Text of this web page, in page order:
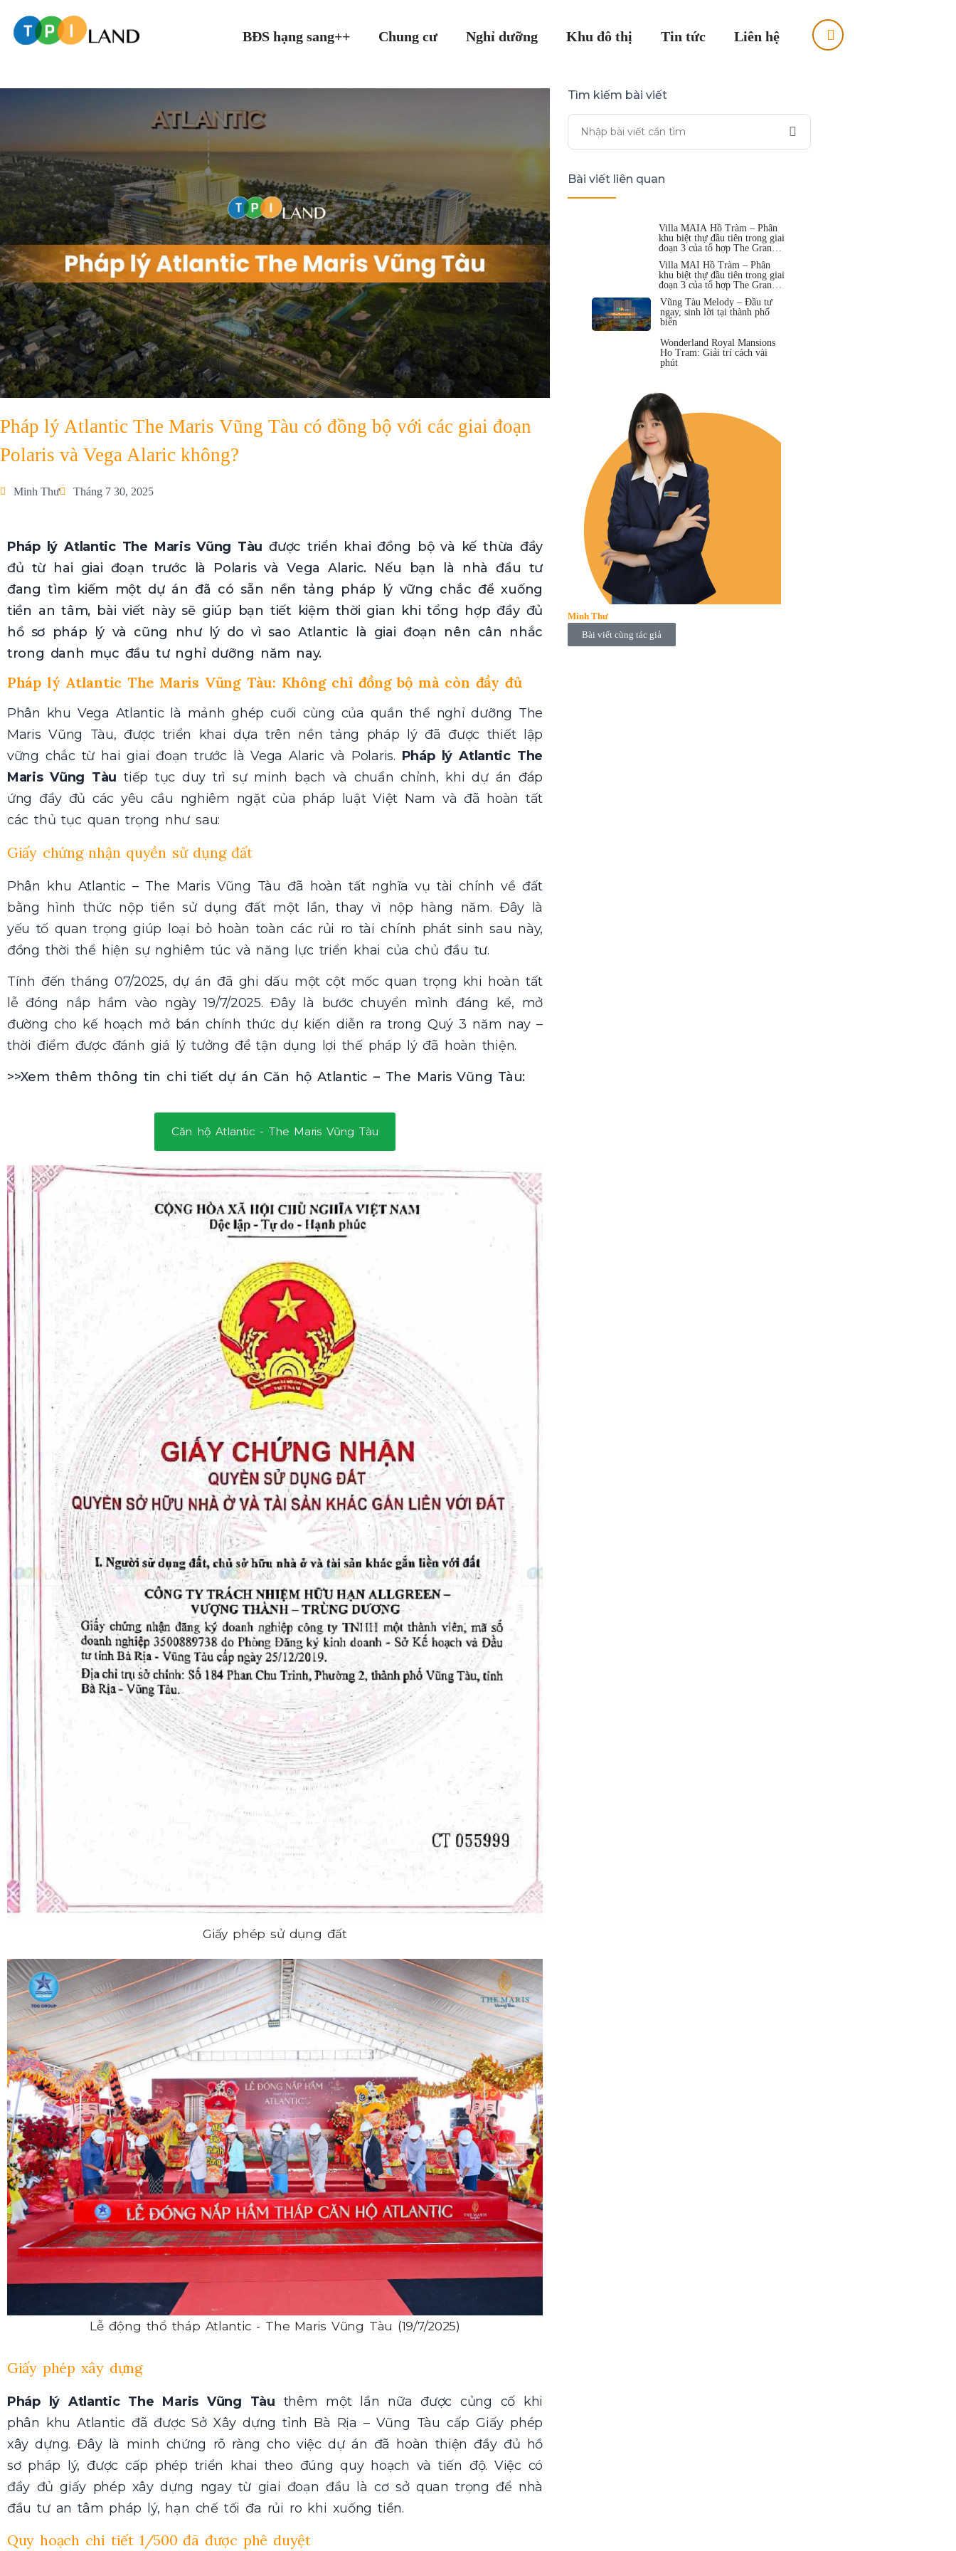
BĐS hạng sang++ Chung cư Nghỉ dưỡng Khu đô thị Tin tức Liên hệ
Pháp lý Atlantic The Maris Vũng Tàu có đồng bộ với các giai đoạn
Polaris và Vega Alaric không?
Minh Thư Tháng 7 30, 2025
Pháp lý Atlantic The Maris Vũng Tàuđược triển khai đồng bộ và kế thừa đầy
đủ từ hai giai đoạn trước là Polaris và Vega Alaric. Nếu bạn là nhà đầu tư
đang tìm kiếm một dự án đã có sẵn nền tảng pháp lý vững chắc để xuống
tiền an tâm, bài viết này sẽ giúp bạn tiết kiệm thời gian khi tổng hợp đầy đủ
hồ sơ pháp lý và cũng như lý do vì sao Atlantic là giai đoạn nên cân nhắc
trong danh mục đầu tư nghỉ dưỡng năm nay.
Pháp lý Atlantic The Maris Vũng Tàu: Không chỉ đồng bộ mà còn đầy đủ
Phân khu Vega Atlantic là mảnh ghép cuối cùng của quần thể nghỉ dưỡng The
Maris Vũng Tàu, được triển khai dựa trên nền tảng pháp lý đã được thiết lập
vững chắc từ hai giai đoạn trước là Vega Alaric và Polaris. Pháp lý Atlantic The
Maris Vũng Tàutiếp tục duy trì sự minh bạch và chuẩn chỉnh, khi dự án đáp
ứng đầy đủ các yêu cầu nghiêm ngặt của pháp luật Việt Nam và đã hoàn tất
các thủ tục quan trọng như sau:
Giấy chứng nhận quyền sử dụng đất
Phân khu Atlantic – The Maris Vũng Tàu đã hoàn tất nghĩa vụ tài chính về đất
bằng hình thức nộp tiền sử dụng đất một lần, thay vì nộp hàng năm. Đây là
yếu tố quan trọng giúp loại bỏ hoàn toàn các rủi ro tài chính phát sinh sau này,
đồng thời thể hiện sự nghiêm túc và năng lực triển khai của chủ đầu tư.
Tính đến tháng 07/2025, dự án đã ghi dấu một cột mốc quan trọng khi hoàn tất
lễ đóng nắp hầm vào ngày 19/7/2025. Đây là bước chuyển mình đáng kể, mở
đường cho kế hoạch mở bán chính thức dự kiến diễn ra trong Quý 3 năm nay –
thời điểm được đánh giá lý tưởng để tận dụng lợi thế pháp lý đã hoàn thiện.
>>Xem thêm thông tin chi tiết dự án Căn hộ Atlantic – The Maris Vũng Tàu:
Căn hộ Atlantic - The Maris Vũng Tàu
Giấy phép sử dụng đất
Lễ động thổ tháp Atlantic - The Maris Vũng Tàu (19/7/2025)
Giấy phép xây dựng
Pháp lý Atlantic The Maris Vũng Tàu thêm một lần nữa được củng cố khi
phân khu Atlantic đã được Sở Xây dựng tỉnh Bà Rịa – Vũng Tàu cấp Giấy phép
xây dựng. Đây là minh chứng rõ ràng cho việc dự án đã hoàn thiện đầy đủ hồ
sơ pháp lý, được cấp phép triển khai theo đúng quy hoạch và tiến độ. Việc có
đầy đủ giấy phép xây dựng ngay từ giai đoạn đầu là cơ sở quan trọng để nhà
đầu tư an tâm pháp lý, hạn chế tối đa rủi ro khi xuống tiền.
Quy hoạch chi tiết 1/500 đã được phê duyệt
Tìm kiếm bài viết
Bài viết liên quan
Villa MAIA Hồ Tràm – Phân
khu biệt thự đầu tiên trong giai
đoạn 3 của tổ hợp The Grand
Villa MAI Hồ Tràm – Phân
khu biệt thự đầu tiên trong giai
đoạn 3 của tổ hợp The Grand
Vũng Tàu Melody – Đầu tư
ngay, sinh lời tại thành phố
biển
Wonderland Royal Mansions
Ho Tram: Giải trí cách vài
phút
Minh Thư
Bài viết cùng tác giả